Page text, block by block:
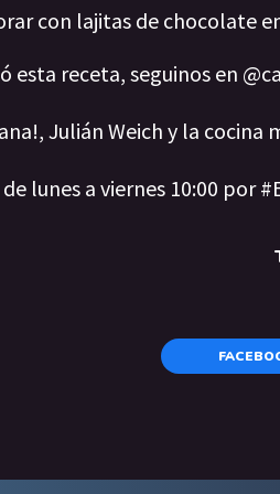
con lajitas de chocolate
esta receta, seguinos en
Julián Weich y la
lunes a viernes 10:00 por